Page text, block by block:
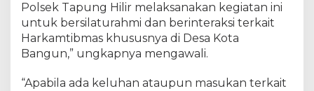
i
r
G
e
Polsek Tapung Hilir melaksanakan kegiatan ini
untuk bersilaturahmi dan berinteraksi terkait
Harkamtibmas khususnya di Desa Kota
Bangun,” ungkapnya mengawali.
“Apabila ada keluhan ataupun masukan terkait